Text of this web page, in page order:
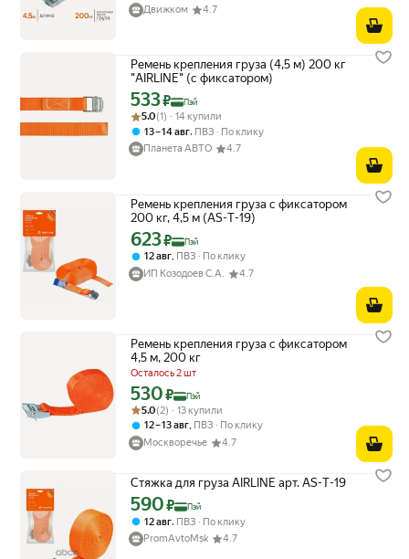
Движком
4.7
Ремень крепления груза (4,5 м) 200 кг
"AIRLINE" (с фиксатором)
Цена с картой Яндекс Пэй 533 ₽ вместо
533₽ Пэй
Рейтинг товара: 5.0 из 5
Оценок: (1) · 14 купили
5.0(1) · 14 купили
13 – 14 авг, ПВЗ
По клику
Планета АВТО
4.7
Ремень крепления груза с фиксатором
200 кг, 4,5 м (AS-T-19)
Цена с картой Яндекс Пэй 623 ₽ вместо
623₽ Пэй
12 авг, ПВЗ
По клику
ИП Козодоев С.А.
4.7
Ремень крепления груза с фиксатором
4,5 м, 200 кг
Осталось 2 шт
Цена с картой Яндекс Пэй 530 ₽ вместо
530₽ Пэй
Рейтинг товара: 5.0 из 5
Оценок: (2) · 13 купили
5.0(2) · 13 купили
12 – 13 авг ПВЗ
По клику
Москворечье
4.7
Стяжка для груза AIRLINE арт. AS-T-19
Цена с картой Яндекс Пэй 590 ₽ вместо
590₽ Пэй
12 авг, ПВЗ
По клику
PromAvtoMsk
4.7